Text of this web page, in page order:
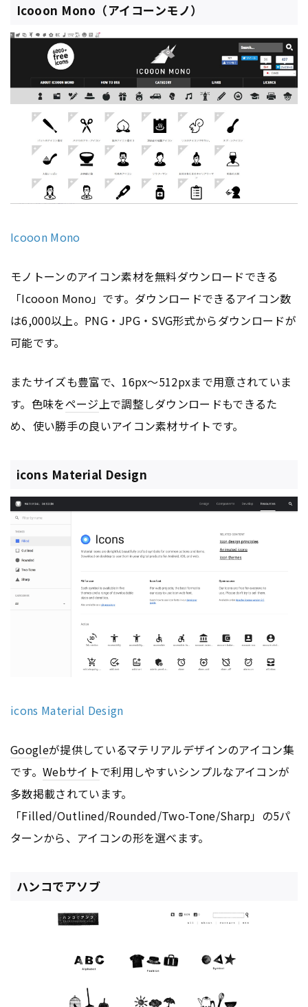
Icooon Mono（アイコーンモノ）
Icooon Mono
モノトーンのアイコン素材を無料ダウンロードできる
「Icooon Mono」です。ダウンロードできるアイコン数
は6,000以上。PNG・JPG・SVG形式からダウンロードが
可能です。
またサイズも豊富で、16px〜512pxまで用意されていま
す。色味をページ上で調整しダウンロードもできるた
め、使い勝手の良いアイコン素材サイトです。
icons Material Design
icons Material Design
Googleが提供しているマテリアルデザインのアイコン集
です。 Webサイトで利用しやすいシンプルなアイコンが
多数掲載されています。
「Filled/Outlined/Rounded/Two-Tone/Sharp」の5パ
ターンから、アイコンの形を選べます。
ハンコでアソブ